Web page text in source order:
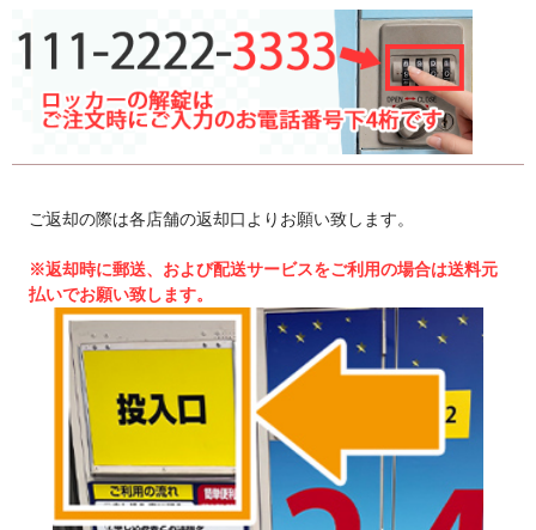
ご返却の際は各店舗の返却口よりお願い致します。
※返却時に郵送、および配送サービスをご利用の場合は送料元
払いでお願い致します。